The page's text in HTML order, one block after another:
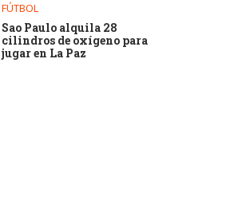
FÚTBOL
Sao Paulo alquila 28
cilindros de oxígeno para
jugar en La Paz